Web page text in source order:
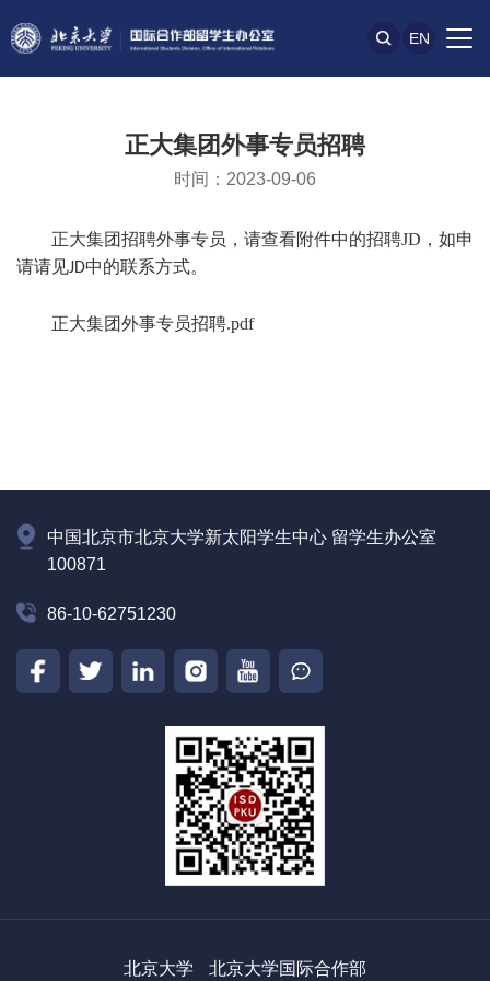
EN
正大集团外事专员招聘
时间：2023-09-06
正大集团招聘外事专员 ， 请查看附件中的招聘JD ，如申
请请见JD中的联系方式。
正大集团外事专员招聘.pdf
中国北京市北京大学新太阳学生中心 留学生办公室
100871
86-10-62751230
北京大学 北京大学国际合作部